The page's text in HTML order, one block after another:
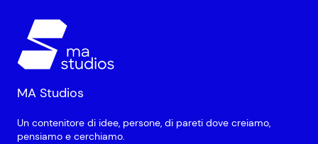
MA Studios
Un contenitore di idee, persone, di pareti dove creiamo,
pensiamo e cerchiamo.